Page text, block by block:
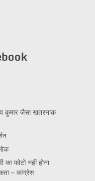
कुमार जैसा खतरनाक
का फोटो नहीं होना
– कांग्रेस